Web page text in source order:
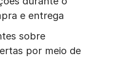
e entrega
sobre
por meio de